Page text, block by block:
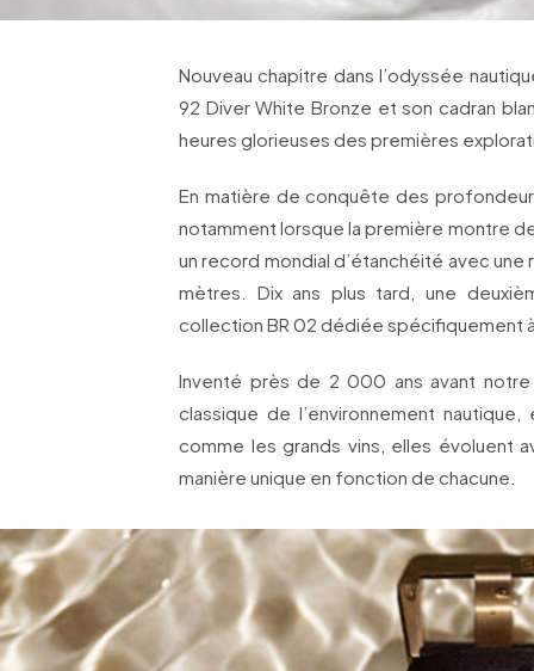
Nouveau chapitre dans l’odyssée
92 Diver White Bronze et son cadran
heures glorieuses des premières
En matière de conquête des
notamment lorsque la première montre
un record mondial d’étanchéité avec une
mètres. Dix ans plus tard, une
collection BR 02 dédiée spécifiquement à
Inventé près de 2 000 ans avant
classique de l’environnement
comme les grands vins, elles évoluent
manière unique en fonction de chacune.